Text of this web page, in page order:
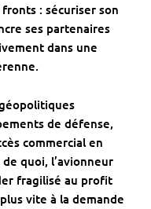
: sécuriser son
ses partenaires
dans une
de défense,
commercial en
de quoi, l’avionneur
fragilisé au profit
vite à la demande